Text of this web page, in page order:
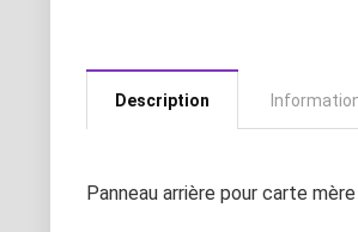
Description
Panneau arrière pour carte mère